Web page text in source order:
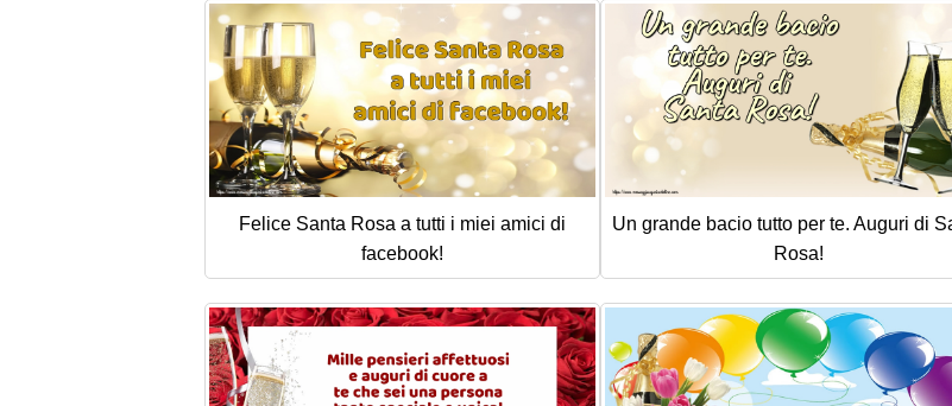
Felice Santa Rosa a tutti i miei amici di
facebook!
Un grande bacio tutto per te. Auguri di
Rosa!